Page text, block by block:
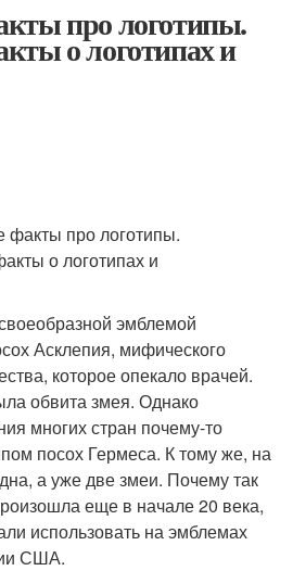
про логотипы.
о логотипах и
эмблемой
Асклепия, мифического
которое опекало врачей.
обвита змея. Однако
многих стран почему-то
посох Гермеса. К тому же, на
а уже две змеи. Почему так
еще в начале 20 века,
использовать на эмблемах
США.